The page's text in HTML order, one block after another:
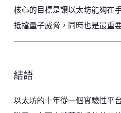
核心的目標是讓以太坊能夠在
抵擋量子威脅，同時也是最重
結語
以太坊的十年從一個實驗性平